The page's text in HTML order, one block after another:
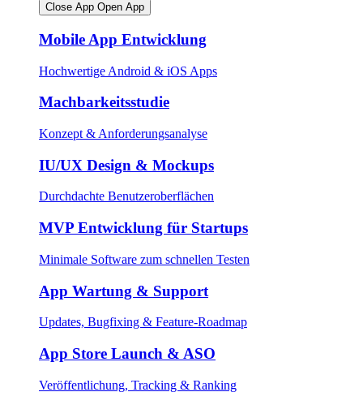
Close App Open App
Mobile App Entwicklung
Hochwertige Android & iOS Apps
Machbarkeitsstudie
Konzept & Anforderungsanalyse
IU/UX Design & Mockups
Durchdachte Benutzeroberflächen
MVP Entwicklung für Startups
Minimale Software zum schnellen Testen
App Wartung & Support
Updates, Bugfixing & Feature-Roadmap
App Store Launch & ASO
Veröffentlichung, Tracking & Ranking